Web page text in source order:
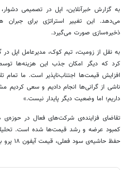
به گزارش خبرآنلاین، اپل در تصمیمی
می‌دهد. این تغییر استراتژی برای
ذخیره‌سازی صورت می‌گیرد.
به نقل از زومیت، تیم کوک، مدیرعامل اپل در
کرد که دیگر امکان جذب این هزینه‌ها
افزایش قیمت‌ها اجتناب‌ناپذیر است. ما
ناشی از گرانی‌ها انجام دادیم و سعی کردیم
داریم؛ اما وضعیت دیگر پایدار نیست.»
تقاضای فزاینده‌ی شرکت‌های فعال در
حفظ حاشیه‌ی سود فعلی، قیمت آیفون ۱۸ پرو باید حدود ۲۷۰ دلار افزایش یابد.